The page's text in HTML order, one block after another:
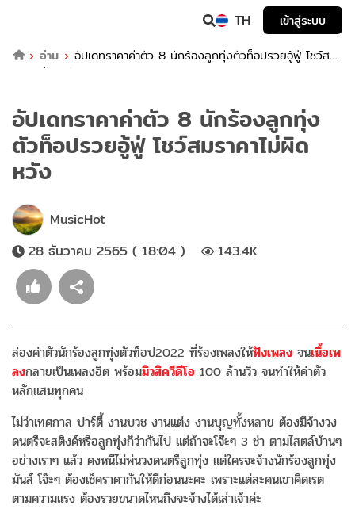
TH
เข้าสู่ระบบ
อ่าน
อัปเดทราคาค่าตัว 8 นักร้องลูกทุ่งตัวท็อปรวยอู้ฟู่ โชว์สม
ราคาไม่ผิดหวัง
อัปเดทราคาค่าตัว 8 นักร้องลูกทุ่ง
ตัวท็อปรวยอู้ฟู่ โชว์สมราคาไม่ผิด
หวัง
MusicHot
28 ธันวาคม 2565 ( 18:04 )
143.4K
ส่องค่าตัวนักร้องลูกทุ่งตัวท็อป2022 ที่ร้องเพลงให้ฟังเพลง จนเนื้อเพ
ลงกลายเป็นเพลงฮิต พร้อมมิวสิควีดีโอ 100 ล้านวิว จนทำให้ค่าตัว
หลักแสนทุกคน
ไม่ว่าเทศกาล ปาร์ตี้ งานบวช งานแต่ง งานบุญทั้งหลาย ต้องมีจ้างวง
ดนตรีจะสติงค์หรือลูกทุ่งก็ว่ากันไป แต่ถ้าจะโจ๊ะๆ 3 ช่า ตามไสตล์บ้านๆ
อย่างเราๆ แล้ว คงหนีไม่พ่นวงดนตรีลูกทุ่ง แต่ใครจะจ้างนักร้องลูกทุ่ง
มันส์ โจ๊ะๆ ต้องเช็คราคากันให้ดีก่อนนะคะ เพราะแต่ละคนเขาคิดเรต
ตามความแรง ต้องรวยขนาดไหนถึงจะจ้างได้เล่าเจ้าค่ะ